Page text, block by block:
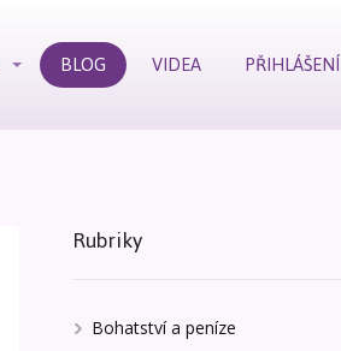
BLOG VIDEA PŘIHLÁŠENÍ
Rubriky
Bohatství a peníze